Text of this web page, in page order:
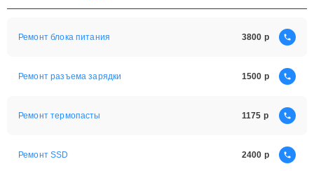
Ремонт блока питания 3800
Ремонт разъема зарядки 1500
Ремонт термопасты 1175
Ремонт SSD 2400